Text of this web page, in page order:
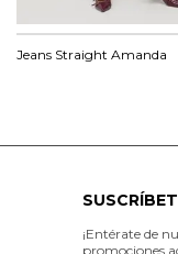
Jeans Straight Amanda
¡Entérate de
promociones